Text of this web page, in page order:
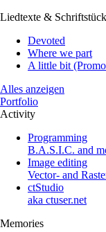
Liedtexte &
Devoted
Where we part
A little bit
Alles anzeigen
Portfolio
Activity
Programming
B.A.S.I.C. and
Image editing
Vector- and
ctStudio
aka ctuser.net
Memories